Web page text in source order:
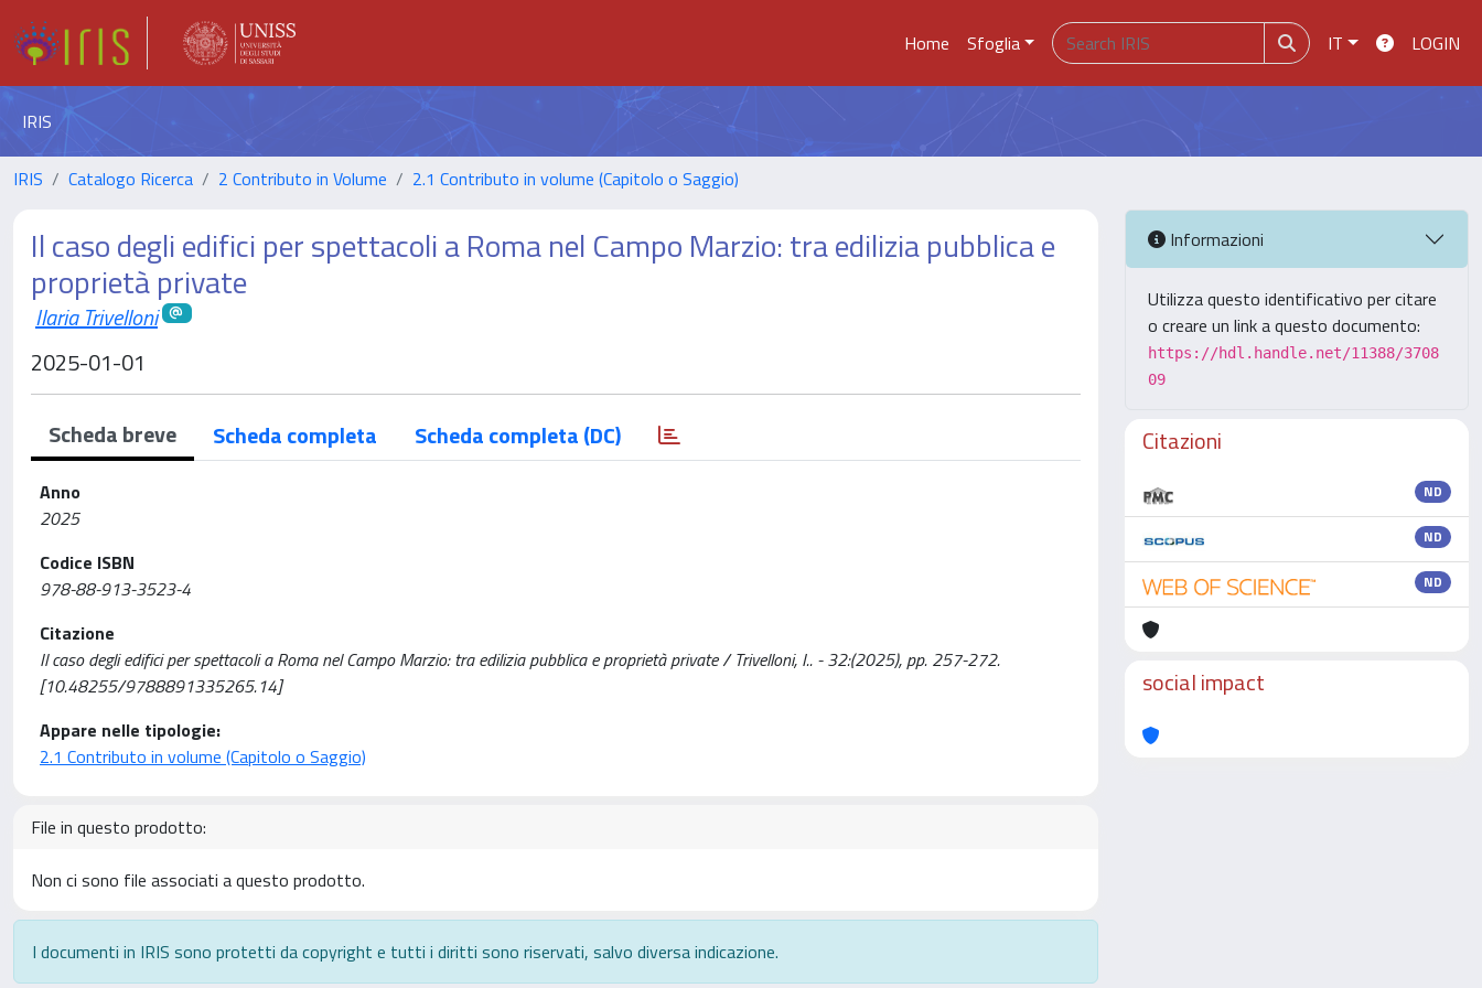
Home Sfoglia IT LOGIN
IRIS
IRIS Catalogo Ricerca 2 Contributo in Volume 2.1 Contributo in volume (Capitolo o Saggio)
Il caso degli edifici per spettacoli a Roma nel Campo Marzio: tra edilizia pubblica e
proprietà private
Ilaria Trivelloni
2025-01-01
Scheda breve Scheda completa Scheda completa (DC)
Anno
2025
Codice ISBN
978-88-913-3523-4
Citazione
Il caso degli edifici per spettacoli a Roma nel Campo Marzio: tra edilizia pubblica e proprietà private / Trivelloni, I.. - 32:(2025), pp. 257-272.
[10.48255/9788891335265.14]
Appare nelle tipologie:
2.1 Contributo in volume (Capitolo o Saggio)
File in questo prodotto:
Non ci sono file associati a questo prodotto.
I documenti in IRIS sono protetti da copyright e tutti i diritti sono riservati, salvo diversa indicazione.
Informazioni
Utilizza questo identificativo per citare
o creare un link a questo documento:
https://hdl.handle.net/11388/3708
09
Citazioni
ND
ND
ND
social impact